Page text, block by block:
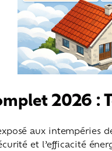
2026 :
aux intempéries
et l’efficacité